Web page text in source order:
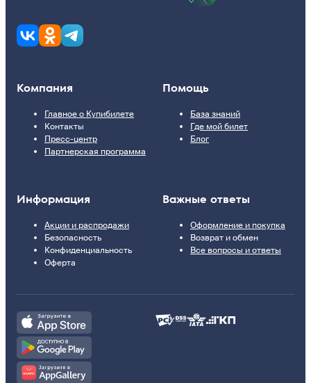
Компания
Главное о Купибилете
Контакты
Пресс-центр
Партнерская программа
Помощь
База знаний
Где мой билет
Блог
Информация
Акции и распродажи
Безопасность
Конфиденциальность
Оферта
Важные ответы
Оформление и покупка
Возврат и обмен
Все вопросы и ответы